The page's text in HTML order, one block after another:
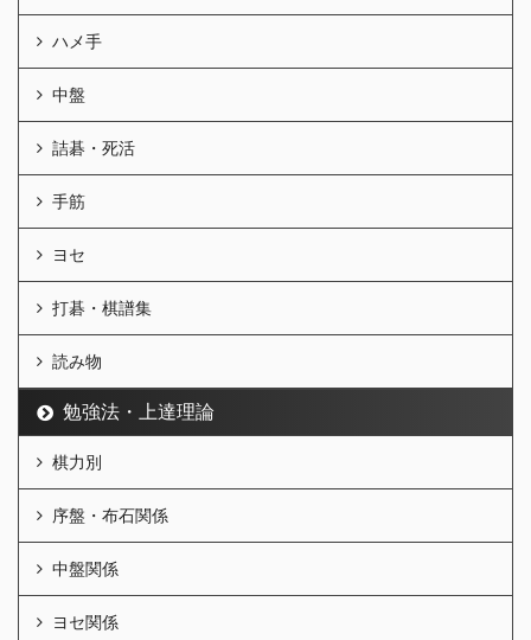
ハメ手
中盤
詰碁・死活
手筋
ヨセ
打碁・棋譜集
読み物
勉強法・上達理論
棋力別
序盤・布石関係
中盤関係
ヨセ関係